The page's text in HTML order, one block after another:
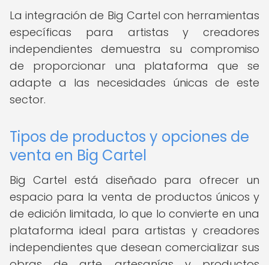
La integración de Big Cartel con herramientas
específicas para artistas y creadores
independientes demuestra su compromiso
de proporcionar una plataforma que se
adapte a las necesidades únicas de este
sector.
Tipos de productos y opciones de
venta en Big Cartel
Big Cartel está diseñado para ofrecer un
espacio para la venta de productos únicos y
de edición limitada, lo que lo convierte en una
plataforma ideal para artistas y creadores
independientes que desean comercializar sus